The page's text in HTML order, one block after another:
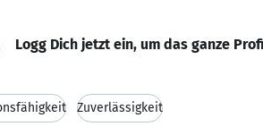
Logg Dich jetzt ein, um das ganze
Zuverlässigkeit